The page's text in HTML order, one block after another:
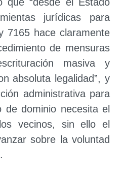
jurídicas para
7165 hace claramente
de mensuras
masiva y
absoluta legalidad”, y
administrativa para
dominio necesita el
vecinos, sin ello el
sobre la voluntad